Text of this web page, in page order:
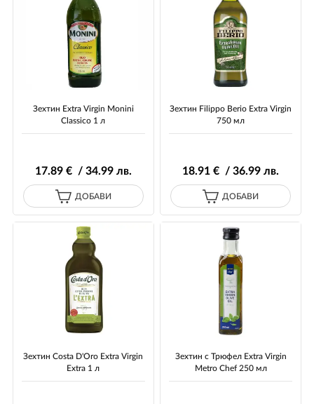
Зехтин Extra Virgin Monini
Classico 1 л
17.89€ / 34.99лв.
ДОБАВИ
Зехтин Filippo Berio Extra Virgin
750 мл
18.91 € / 36.99 лв.
ДОБАВИ
Зехтин Costa D'Oro Extra Virgin
Extra 1 л
Зехтин с Трюфел Extra Virgin
Metro Chef 250 мл